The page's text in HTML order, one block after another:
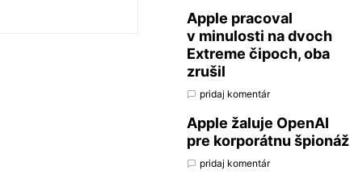
Apple pracoval
v minulosti na dvoch
Extreme čipoch, oba
zrušil
pridaj komentár
Apple žaluje OpenAI
pre korporátnu špionáž
pridaj komentár